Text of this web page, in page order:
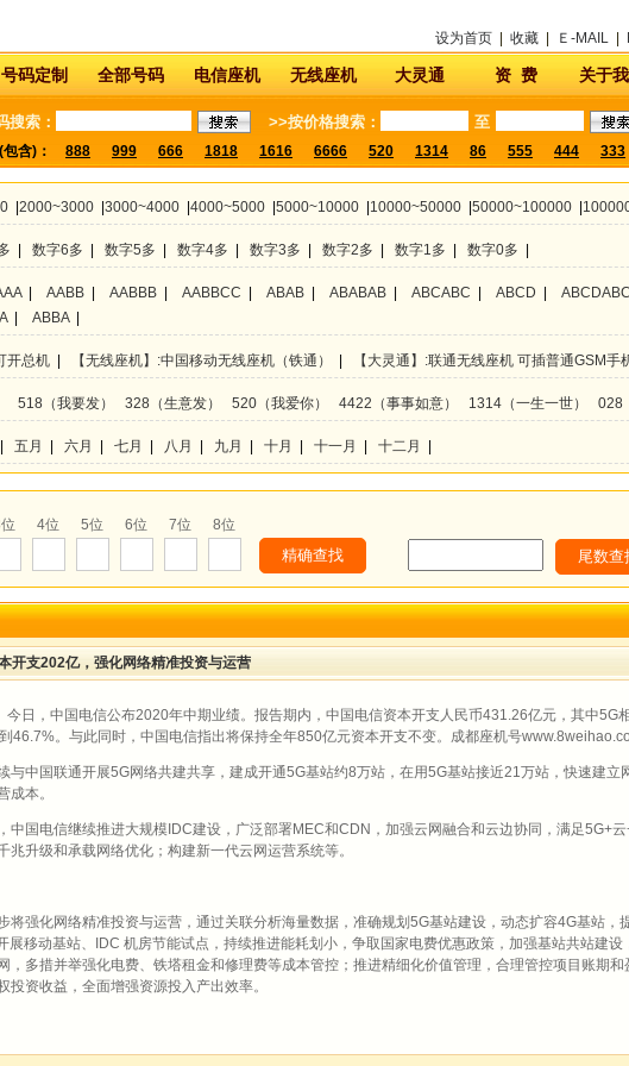
设为首页 收藏 Ｅ-MAIL
号码定制 全部号码 电信座机 无线座机 大灵通 资 费 关于
搜索： >>按价格搜索： 至
包含)： 888 999 666 1818 1616 6666 520 1314 86 555 444 333
2000~3000 3000~4000 4000~5000 5000~10000 10000~50000 50000~100000
数字6多 数字5多 数字4多 数字3多 数字2多 数字1多 数字0多
| AABB AABBB AABBCC ABAB ABABAB ABCABC ABCD
| ABBA|
开总机 【无线座机】:中国移动无线座机（铁通） 【大灵通】:联通无线座机 可插普通GSM手
518（我要发） 328（生意发） 520（我爱你） 4422（事事如意） 1314（一生一世） 028
五月 六月 七月 八月 九月 十月 十一月 十二月
4位 5位 6位 7位 8位
开支202亿，强化网络精准投资与运营
今日，中国电信公布2020年中期业绩。报告期内，中国电信资本开支人民币431.26亿元，其中5G
46.7%。与此同时，中国电信指出将保持全年850亿元资本开支不变。成都座机号
与中国联通开展5G网络共建共享，建成开通5G基站约8万站，在用5G基站接近21万站，快速建立
成本。
中国电信继续推进大规模IDC建设，广泛部署MEC和CDN，加强云网融合和云边协同，满足5G+
兆升级和承载网络优化；构建新一代云网运营系统等。
将强化网络精准投资与运营，通过关联分析海量数据，准确规划5G基站建设，动态扩容4G基站，
展移动基站、IDC 机房节能试点，持续推进能耗划小，争取国家电费优惠政策，加强基站共站建设
，多措并举强化电费、铁塔租金和修理费等成本管控；推进精细化价值管理，合理管控项目账期
投资收益，全面增强资源投入产出效率。